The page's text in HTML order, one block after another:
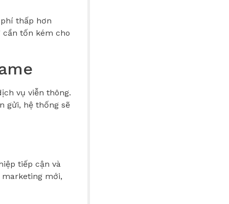
thấp hơn
cần tốn kém cho
vụ viễn thông.
gửi, hệ thống sẽ
tiếp cận và
mới,